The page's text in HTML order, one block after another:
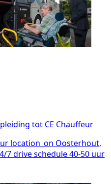
tot CE Chauffeur
location_on Oosterhout,
7 driveschedule40-50 uur